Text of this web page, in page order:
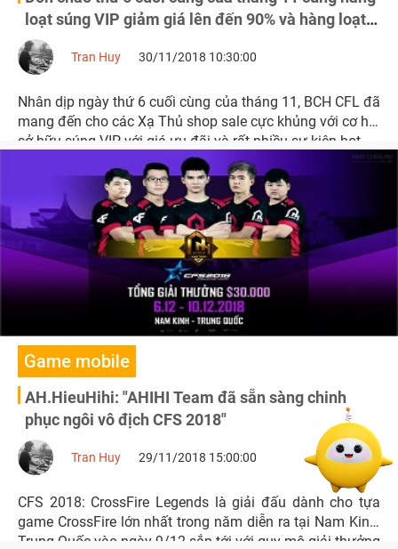
Đón chào thứ 6 cuối cùng của tháng 11 cùng hàng
loạt súng VIP giảm giá lên đến 90% và hàng loạt
sự kiện “ khủng “
Nhân dịp ngày thứ 6 cuối cùng của tháng 11, BCH CFL đã
mang đến cho các Xạ Thủ shop sale cực khủng với cơ hội
sở hữu súng VIP với giá ưu đãi và rất nhiều sự kiện hot.
Game mobile
AH.HieuHihi: "AHIHI Team đã sẵn sàng chinh
phục ngôi vô địch CFS 2018"
CFS 2018: CrossFire Legends là giải đấu dành cho tựa
game CrossFire lớn nhất trong năm diễn ra tại Nam Kinh,